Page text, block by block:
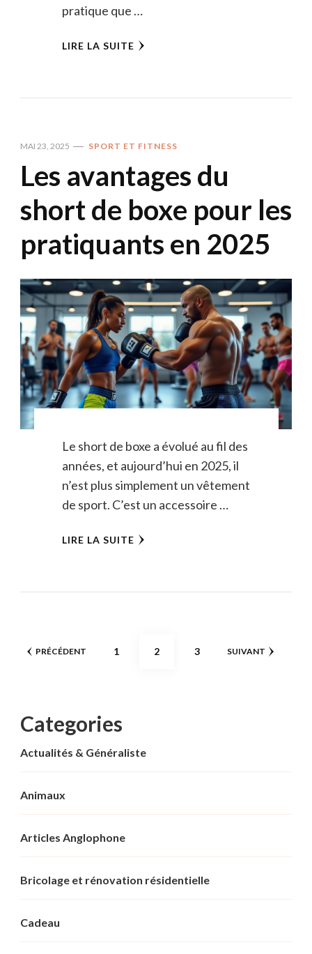
pratique que …
LIRE LA SUITE
MAI 23, 2025 SPORT ET FITNESS
Les avantages du
short de boxe pour les
pratiquants en 2025
Le short de boxe a évolué au fil des
années, et aujourd’hui en 2025, il
n’est plus simplement un vêtement
de sport. C’est un accessoire …
LIRE LA SUITE
Pagination
PRÉCÉDENT PAGE
1 PAGE
2 PAGE
3 SUIVANT
Categories
Actualités & Généraliste
Animaux
Articles Anglophone
Bricolage et rénovation résidentielle
Cadeau